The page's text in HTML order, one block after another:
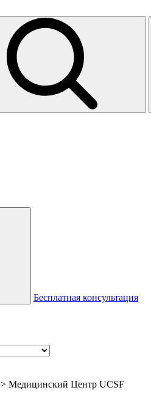
Бесплатная консультация
> Медицинский Центр UCSF